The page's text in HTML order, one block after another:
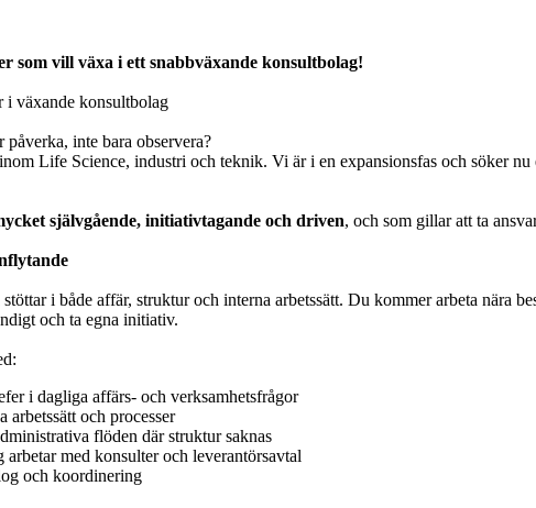
som vill växa i ett snabbväxande konsultbolag!
växande konsultbolag
inte bara observera?
Life Science, industri och teknik. Vi är i en expansionsfas och söker
självgående, initiativtagande och driven, och som gillar att ta
i både affär, struktur och interna arbetssätt. Du kommer arbeta nära
och ta egna initiativ.
i dagliga affärs- och verksamhetsfrågor
arbetssätt och processer
flöden där struktur saknas
med konsulter och leverantörsavtal
och koordinering